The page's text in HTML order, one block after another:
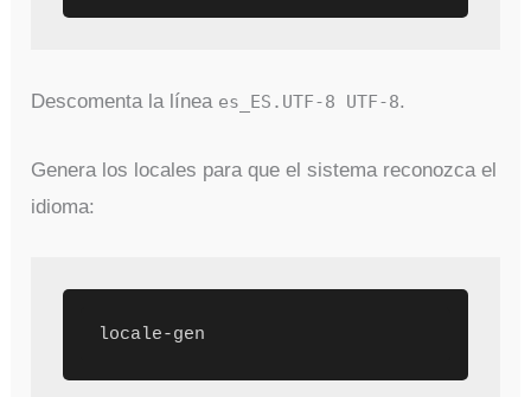
Descomenta la línea es_ES.UTF-8 UTF-8.
Genera los locales para que el sistema reconozca el
idioma: